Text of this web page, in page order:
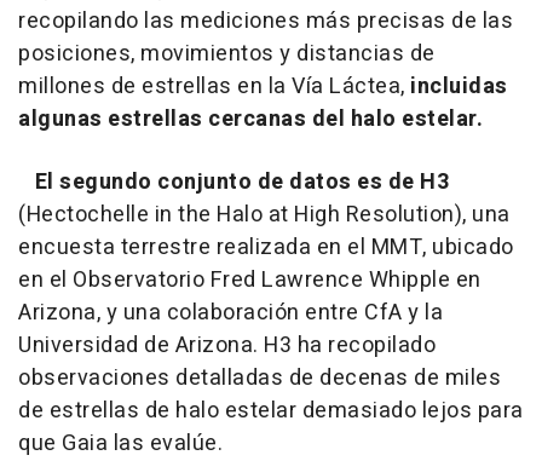
recopilando las mediciones más precisas de las
posiciones, movimientos y distancias de
millones de estrellas en la Vía Láctea, incluidas
algunas estrellas cercanas del halo estelar.
El segundo conjunto de datos es de H3
(Hectochelle in the Halo at High Resolution), una
encuesta terrestre realizada en el MMT, ubicado
en el Observatorio Fred Lawrence Whipple en
Arizona, y una colaboración entre CfA y la
Universidad de Arizona. H3 ha recopilado
observaciones detalladas de decenas de miles
de estrellas de halo estelar demasiado lejos para
que Gaia las evalúe.